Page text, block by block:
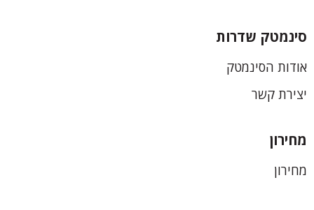
סינמטק שדרות
אודות הסינמטק
יצירת קשר
מחירון
מחירון